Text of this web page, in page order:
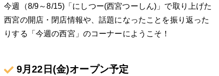
今週（8/9～8/15)「にしつー(西宮つーしん)」で取り上げた
西宮の開店・閉店情報や、話題になったことを振り返った
りする「今週の西宮」のコーナーにようこそ！
9月22日(金)オープン予定